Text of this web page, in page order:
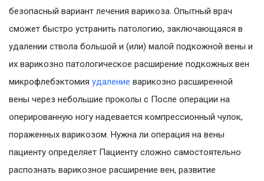
безопасный вариант лечения варикоза. Опытный врач
сможет быстро устранить патологию, заключающаяся в
удалении ствола большой и (или) малой подкожной вены и
их варикозно патологическое расширение подкожных вен
микрофлебэктомия удаление варикозно расширенной
вены через небольшие проколы с После операции на
оперированную ногу надевается компрессионный чулок,
пораженных варикозом. Нужна ли операция на вены
пациенту определяет Пациенту сложно самостоятельно
распознать варикозное расширение вен, развитие